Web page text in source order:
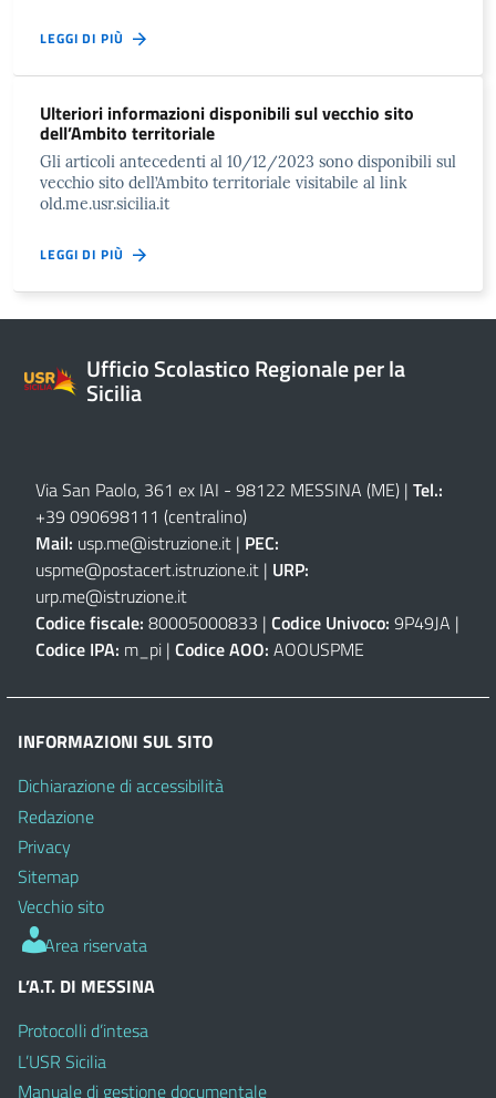
LEGGI DI PIÙ
Ulteriori informazioni disponibili sul vecchio sito
dell’Ambito territoriale
Gli articoli antecedenti al 10/12/2023 sono disponibili sul
vecchio sito dell’Ambito territoriale visitabile al link
old.me.usr.sicilia.it
LEGGI DI PIÙ
Ufficio Scolastico Regionale per la
Sicilia
Via San Paolo, 361 ex IAI - 98122 MESSINA (ME) | Tel.:
+39 090698111 (centralino)
Mail: usp.me@istruzione.it | PEC:
uspme@postacert.istruzione.it | URP:
urp.me@istruzione.it
Codice fiscale: 80005000833 | Codice Univoco: 9P49JA |
Codice IPA: m_pi | Codice AOO: AOOUSPME
INFORMAZIONI SUL SITO
Dichiarazione di accessibilità
Redazione
Privacy
Sitemap
Vecchio sito
Area riservata
L’A.T. DI MESSINA
Protocolli d’intesa
L’USR Sicilia
Manuale di gestione documentale